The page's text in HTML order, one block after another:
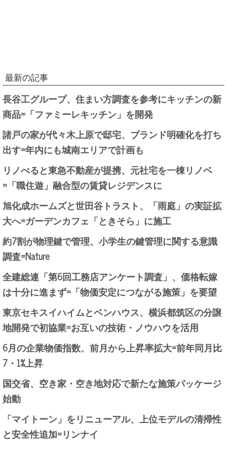
最新の記事
長谷工グループ、住まい方調査を参考にキッチンの新
商品=「ファミーレキッチン」を開発
諸戸の家が代々木上原で邸宅、ブランド明確化を打ち
出す=年内にも城南エリアで計画も
リノべると東急不動産が提携、元社宅を一棟リノベ
=「職住遊」融合型の賃貸レジデンスに
旭化成ホームズと世田谷トラスト、「雨庭」の実証拡
大へ=ガーデンカフェ「ときそら」に施工
約7割が物理鍵で管理、小学生の鍵管理に関する意識
調査=Nature
全建総連「第6回工務店アンケート調査」、価格転嫁
は十分に進まず=「物価安定につながる施策」を要望
東京セキスイハイムとベンハウス、横浜都筑区の分譲
地開発で初協業=お互いの技術・ノウハウを活用
6月の企業物価指数、前月から上昇率拡大=前年同月比
7・1%上昇
国交省、空き家・空き地対応で新たな施策パッケージ
始動
「マイトーン」をリニューアル、上位モデルの清掃性
と安全性追加=リンナイ